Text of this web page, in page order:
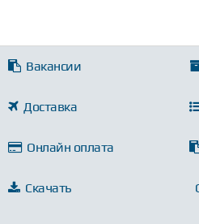
Вакансии
Доставка
Онлайн оплата
Скачать